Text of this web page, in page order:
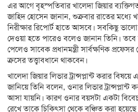
এর আগে বৃহস্পতিবার খালেদা জিয়ার
জাহিদ হোসেন জানান, শুক্রবার রাতের মধ্যে
নিরীক্ষার রিপোর্ট হাতে আসবে। সবকিছু
দেওয়া হতে পারেও বলেও জানান তিনি। তবে
পেলেও সাবেক প্রধানমন্ত্রী সার্বক্ষণিক
ক্রসের তত্ত্বাবধানে থাকবেন।
খালেদা জিয়ার লিভার ট্রান্সপ্লান্ট করার
জানিয়ে তিনি বলেন, ওনার লিভার ট্রান্সপ্লান্ট
আসা যায়নি। কারণ ওনার বয়সটা একটা
রেখে তাকে চিকিৎসা থেকে বঞ্চিত করা